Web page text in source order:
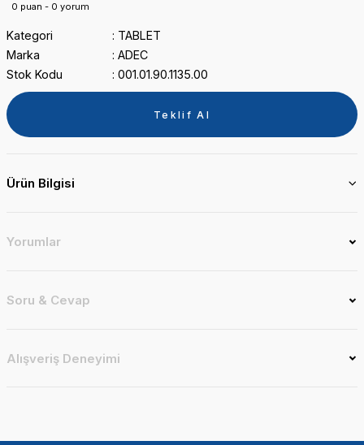
0 puan - 0 yorum
Kategori
TABLET
Marka
ADEC
Stok Kodu
001.01.90.1135.00
Teklif Al
Ürün Bilgisi
Yorumlar
Soru & Cevap
Alışveriş Deneyimi